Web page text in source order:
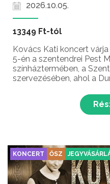
2026.10.05.
13349 Ft-tól
Kovács Kati koncert
5-én a szentendrei Pest
színháztermében, a
szervezésében, ahol a
lehet. A Kossuth-, Liszt
KONCERT ŐSZ